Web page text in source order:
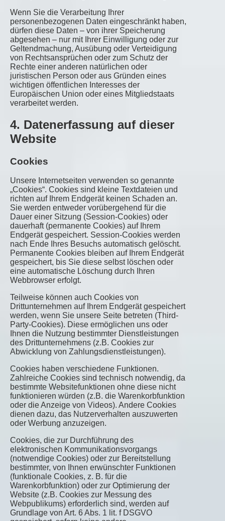
Wenn Sie die Verarbeitung Ihrer
personenbezogenen Daten eingeschränkt haben,
dürfen diese Daten – von ihrer Speicherung
abgesehen – nur mit Ihrer Einwilligung oder zur
Geltendmachung, Ausübung oder Verteidigung
von Rechtsansprüchen oder zum Schutz der
Rechte einer anderen natürlichen oder
juristischen Person oder aus Gründen eines
wichtigen öffentlichen Interesses der
Europäischen Union oder eines Mitgliedstaats
verarbeitet werden.
4. Datenerfassung auf dieser
Website
Cookies
Unsere Internetseiten verwenden so genannte
„Cookies“. Cookies sind kleine Textdateien und
richten auf Ihrem Endgerät keinen Schaden an.
Sie werden entweder vorübergehend für die
Dauer einer Sitzung (Session-Cookies) oder
dauerhaft (permanente Cookies) auf Ihrem
Endgerät gespeichert. Session-Cookies werden
nach Ende Ihres Besuchs automatisch gelöscht.
Permanente Cookies bleiben auf Ihrem Endgerät
gespeichert, bis Sie diese selbst löschen oder
eine automatische Löschung durch Ihren
Webbrowser erfolgt.
Teilweise können auch Cookies von
Drittunternehmen auf Ihrem Endgerät gespeichert
werden, wenn Sie unsere Seite betreten (Third-
Party-Cookies). Diese ermöglichen uns oder
Ihnen die Nutzung bestimmter Dienstleistungen
des Drittunternehmens (z.B. Cookies zur
Abwicklung von Zahlungsdienstleistungen).
Cookies haben verschiedene Funktionen.
Zahlreiche Cookies sind technisch notwendig, da
bestimmte Websitefunktionen ohne diese nicht
funktionieren würden (z.B. die Warenkorbfunktion
oder die Anzeige von Videos). Andere Cookies
dienen dazu, das Nutzerverhalten auszuwerten
oder Werbung anzuzeigen.
Cookies, die zur Durchführung des
elektronischen Kommunikationsvorgangs
(notwendige Cookies) oder zur Bereitstellung
bestimmter, von Ihnen erwünschter Funktionen
(funktionale Cookies, z. B. für die
Warenkorbfunktion) oder zur Optimierung der
Website (z.B. Cookies zur Messung des
Webpublikums) erforderlich sind, werden auf
Grundlage von Art. 6 Abs. 1 lit. f DSGVO